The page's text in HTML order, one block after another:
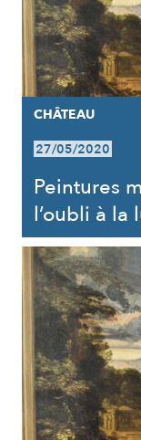
CHÂTEAU
27/05/2020
Peintures
l’oubli à la